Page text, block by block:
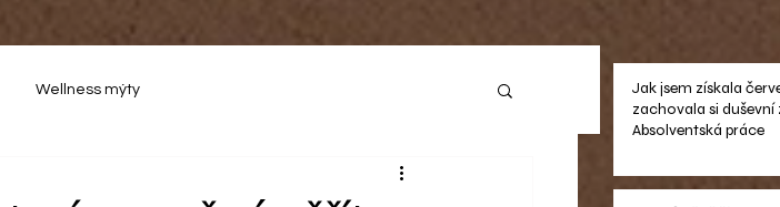
Wellness mýty
Jak jsem získala
zachovala si
Absolventská práce